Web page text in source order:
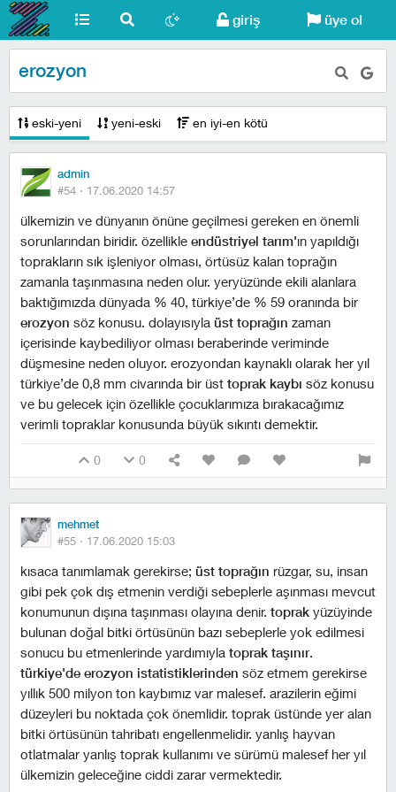
giriş üye ol
erozyon
eski-yeni yeni-eski en iyi-en kötü
admin
#54 · 17.06.2020 14:57
ülkemizin ve dünyanın önüne geçilmesi gereken en önemli
sorunlarından biridir. özellikle endüstriyel tarım'ın yapıldığı
toprakların sık işleniyor olması, örtüsüz kalan toprağın
zamanla taşınmasına neden olur. yeryüzünde ekili alanlara
baktığımızda dünyada % 40, türkiye’de % 59 oranında bir
erozyon söz konusu. dolayısıyla üst toprağın zaman
içerisinde kaybediliyor olması beraberinde veriminde
düşmesine neden oluyor. erozyondan kaynaklı olarak her yıl
türkiye’de 0,8 mm civarında bir üst toprak kaybı söz konusu
ve bu gelecek için özellikle çocuklarımıza bırakacağımız
verimli topraklar konusunda büyük sıkıntı demektir.
0 0
mehmet
#55 · 17.06.2020 15:03
kısaca tanımlamak gerekirse; üst toprağın rüzgar, su, insan
gibi pek çok dış etmenin verdiği sebeplerle aşınması mevcut
konumunun dışına taşınması olayına denir. toprak yüzüyinde
bulunan doğal bitki örtüsünün bazı sebeplerle yok edilmesi
sonucu bu etmenlerinde yardımıyla toprak taşınır.
türkiye'de erozyon istatistiklerinden söz etmem gerekirse
yıllık 500 milyon ton kaybımız var malesef. arazilerin eğimi
düzeyleri bu noktada çok önemlidir. toprak üstünde yer alan
bitki örtüsünün tahribatı engellenmelidir. yanlış hayvan
otlatmalar yanlış toprak kullanımı ve sürümü malesef her yıl
ülkemizin geleceğine ciddi zarar vermektedir.